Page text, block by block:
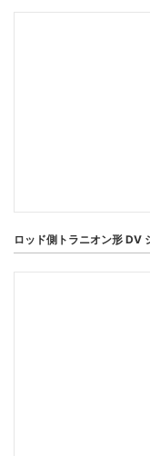
ロッド側トラニオン形 DV